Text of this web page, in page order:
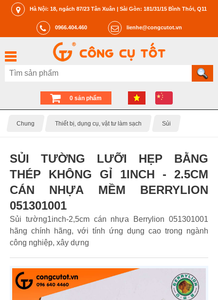
Hà Nội: 18, ngách 87/23 Tân Xuân | Sài Gòn: 181/31/15 Bình Thới, Q11
0966.404.460 lienhe@congcutot.vn
0 sản phẩm
Chung Thiết bị, dụng cụ, vật tư làm sạch Sủi
SỦI TƯỜNG LƯỠI HẸP BẰNG
THÉP KHÔNG GỈ 1INCH - 2.5CM
CÁN NHỰA MỀM BERRYLION
051301001
Sủi tường1inch-2,5cm cán nhựa Berrylion 051301001
hãng chính hãng, với tính ứng dụng cao trong ngành
công nghiệp, xây dựng